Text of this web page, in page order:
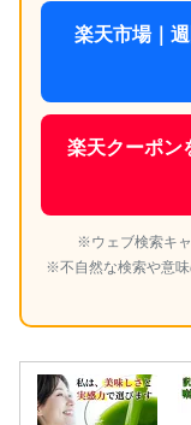
楽天市場｜
楽天クーポン
※ウェブ検索キ
※不自然な検索や意